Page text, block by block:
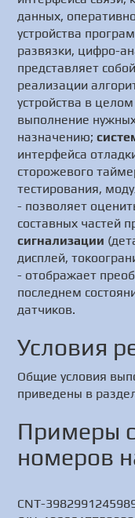
данных,
устройства
развязки, цифро-
представляет
реализации
устройства в
выполнение
назначению;
интерфейса
сторожевого
тестирования,
- позволяет
составных частей
сигнализации
дисплей,
- отображает
последнем
датчиков.
Условия
Общие условия
приведены в
Примеры
номеров
CNT-